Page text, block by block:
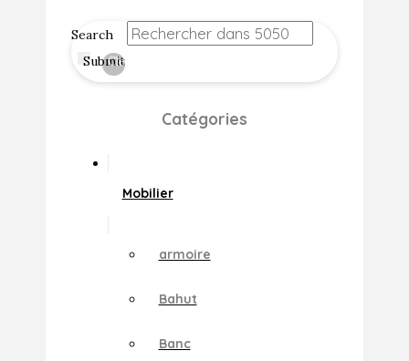
Search
Submit
Clear
Catégories
Mobilier
armoire
Bahut
Banc